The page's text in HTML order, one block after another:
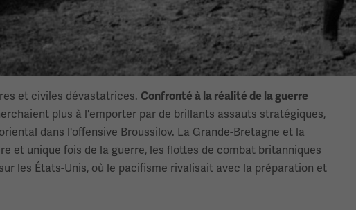
et civiles dévastatrices. Confronté à la réalité de la guerre
plus à l'emporter par de brillants assauts stratégiques,
dans l'offensive Broussilov. La Grande-Bretagne et la
et unique fois de la guerre, les flottes de combat britanniques
les États-Unis, où le pacifisme rivalisait avec la préparation et